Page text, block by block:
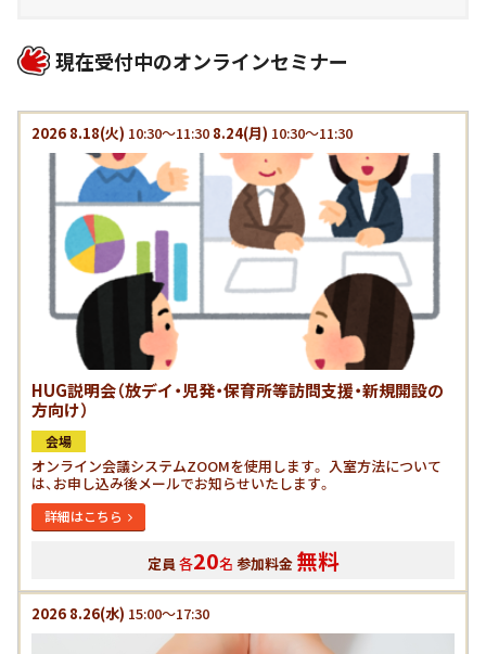
現在受付中のオンラインセミナー
2026 8.18(火) 10:30～11:30 8.24(月) 10:30～11:30
HUG説明会（放デイ・児発・保育所等訪問支援・新規開設の
方向け）
会場
オンライン会議システムZOOMを使用します。 入室方法について
は、お申し込み後メールでお知らせいたします。
詳細はこちら
定員 各20名 参加料金 無料
2026 8.26(水) 15:00～17:30